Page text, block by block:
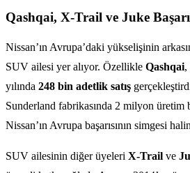
Qashqai, X-Trail ve Juke
Nissan’ın Avrupa’daki yükselişinin
SUV ailesi yer alıyor. Özellikle Qashqai,
yılında 248 bin adetlik satış
Sunderland fabrikasında 2 milyon üretim
Nissan’ın Avrupa başarısının simgesi
SUV ailesinin diğer üyeleri X-Trail ve